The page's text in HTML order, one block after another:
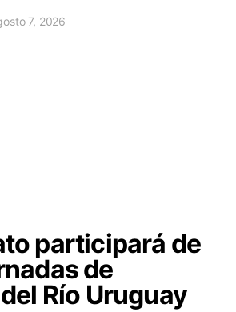
7, 2026
participará de
de
Río Uruguay